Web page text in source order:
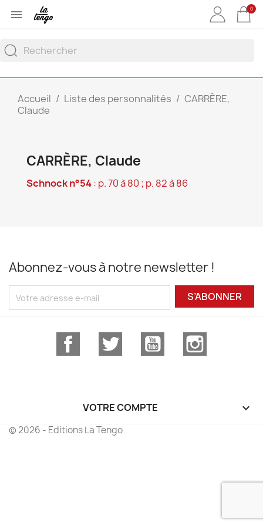
 0
Accueil Liste des personnalités
CARRÈRE,
Claude
CARRÈRE, Claude
Schnock n°54: p. 70 à 80 ; p. 82 à 86
Abonnez-vous à notre newsletter !
S’ABONNER
Facebook Twitter YouTube
VOTRE COMPTE 
© 2026 - Editions La Tengo